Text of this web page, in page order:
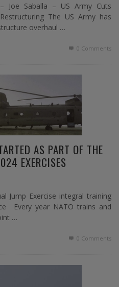
Joe Saballa – US Army Cuts
The US Army has
overhaul …
0 Comments
AS PART OF THE
EXERCISES
Jump Exercise integral training
Every year NATO trains and
…
0 Comments